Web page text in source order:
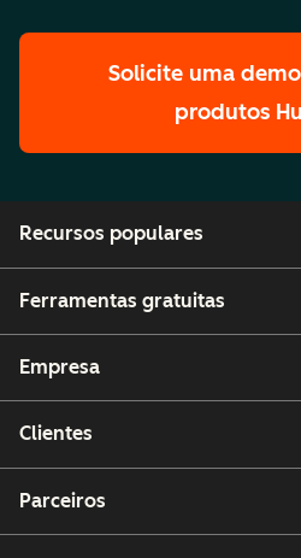
Solicite uma
produtos
Recursos populares
Ferramentas gratuitas
Empresa
Clientes
Parceiros